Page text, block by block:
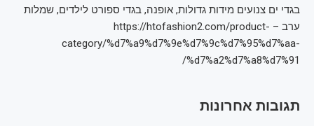
בגדי ים צנועים מידות גדולות, אופנה, בגדי ספורט לילדים, שמלות
ערב – https://htofashion2.com/product-
category/%d7%a9%d7%9e%d7%9c%d7%95%d7%aa-
%d7%a2%d7%a8%d7%91/
תגובות אחרונות